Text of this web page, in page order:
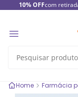
10% OFFcom
Home Farmácia